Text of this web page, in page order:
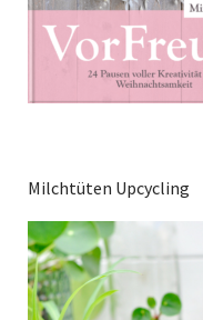
Milchtüten Upcycling